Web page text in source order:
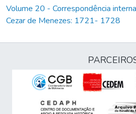
Volume 20 - Correspondência
Cezar de Menezes: 1721- 1728